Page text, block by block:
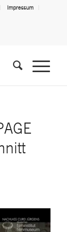
Impressum